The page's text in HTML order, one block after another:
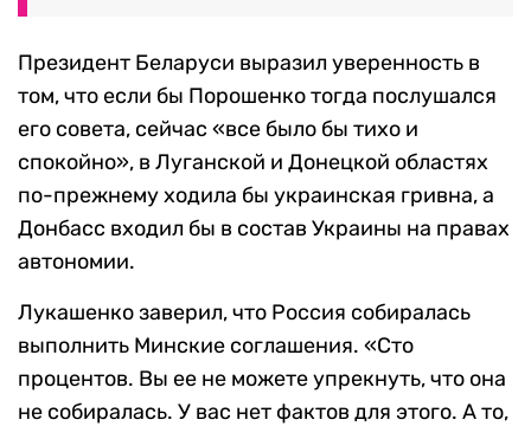
Президент Беларуси выразил уверенность в
том, что если бы Порошенко тогда послушался
его совета, сейчас «все было бы тихо и
спокойно», в Луганской и Донецкой областях
по-прежнему ходила бы украинская гривна, а
Донбасс входил бы в состав Украины на правах
автономии.
Лукашенко заверил, что Россия собиралась
выполнить Минские соглашения. «Сто
процентов. Вы ее не можете упрекнуть, что она
не собиралась. У вас нет фактов для этого. А то,